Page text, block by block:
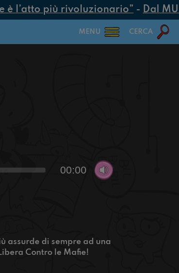
l’atto più rivoluzionario”- Dal
MENU CERCA
00:00
assurde di sempre ad una
Contro le Mafie!